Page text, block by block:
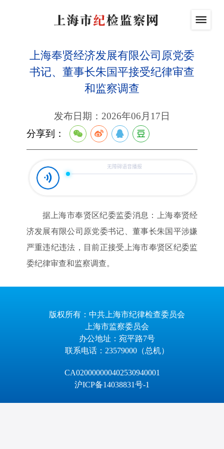
上海奉贤经济发展有限公司原党委
书记、董事长朱国平接受纪律审查
和监察调查
发布日期：2026年06月17日
分享到：
据上海市奉贤区纪委监委消息：上海奉贤经
济发展有限公司原党委书记、董事长朱国平涉嫌
严重违纪违法，目前正接受上海市奉贤区纪委监
委纪律审查和监察调查。
版权所有：中共上海市纪律检查委员会
上海市监察委员会
办公地址：宛平路7号
联系电话：23579000（总机）
CA020000000402530940001
沪ICP备14038831号-1